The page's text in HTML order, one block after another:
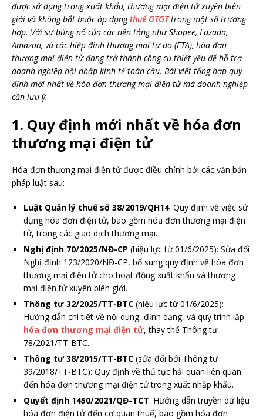
được sử dụng trong xuất khẩu, thương mại điện tử xuyên biên
giới và không bắt buộc áp dụngthuế GTGTtrong một số trường
hợp. Với sự bùng nổ của các nền tảng như Shopee, Lazada,
Amazon, và các hiệp định thương mại tự do (FTA), hóa đơn
thương mại điện tử đang trở thành công cụ thiết yếu để hỗ trợ
doanh nghiệp hội nhập kinh tế toàn cầu. Bài viết tổng hợp quy
định mới nhất về hóa đơn thương mại điện tử mà doanh nghiệp
cần lưu ý.
1. Quy định mới nhất về hóa đơn
thương mại điện tử
Hóa đơn thương mại điện tử được điều chỉnh bởi các văn bản
pháp luật sau:
Luật Quản lý thuế số 38/2019/QH14: Quy định về việc sử
dụng hóa đơn điện tử, bao gồm hóa đơn thương mại điện
tử, trong các giao dịch thương mại.
Nghị định 70/2025/NĐ-CP (hiệu lực từ 01/6/2025): Sửa đổi
Nghị định 123/2020/NĐ-CP, bổ sung quy định về hóa đơn
thương mại điện tử cho hoạt động xuất khẩu và thương
mại điện tử xuyên biên giới.
Thông tư 32/2025/TT-BTC (hiệu lực từ 01/6/2025):
Hướng dẫn chi tiết về nội dung, định dạng, và quy trình lập
hóa đơn thương mại điện tử, thay thế Thông tư
78/2021/TT-BTC.
Thông tư 38/2015/TT-BTC (sửa đổi bởi Thông tư
39/2018/TT-BTC): Quy định về thủ tục hải quan liên quan
đến hóa đơn thương mại điện tử trong xuất nhập khẩu.
Quyết định 1450/2021/QĐ-TCT: Hướng dẫn truyền dữ liệu
hóa đơn điện tử đến cơ quan thuế, bao gồm hóa đơn